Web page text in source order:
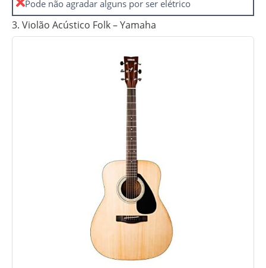
Pode não agradar alguns por ser elétrico
3. Violão Acústico Folk – Yamaha